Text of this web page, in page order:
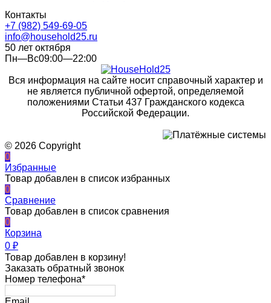
Контакты
+7 (982) 549-69-05
info@household25.ru
50 лет октября
Пн—Вс09:00—22:00
Вся информация на сайте носит справочный характер и
не является публичной офертой, определяемой
положениями Статьи 437 Гражданского кодекса
Российской Федерации.
© 2026 Copyright
0
Избранные
Товар добавлен в список избранных
0
Сравнение
Товар добавлен в список сравнения
0
Корзина
0 ₽
Товар добавлен в корзину!
Заказать обратный звонок
Номер телефона*